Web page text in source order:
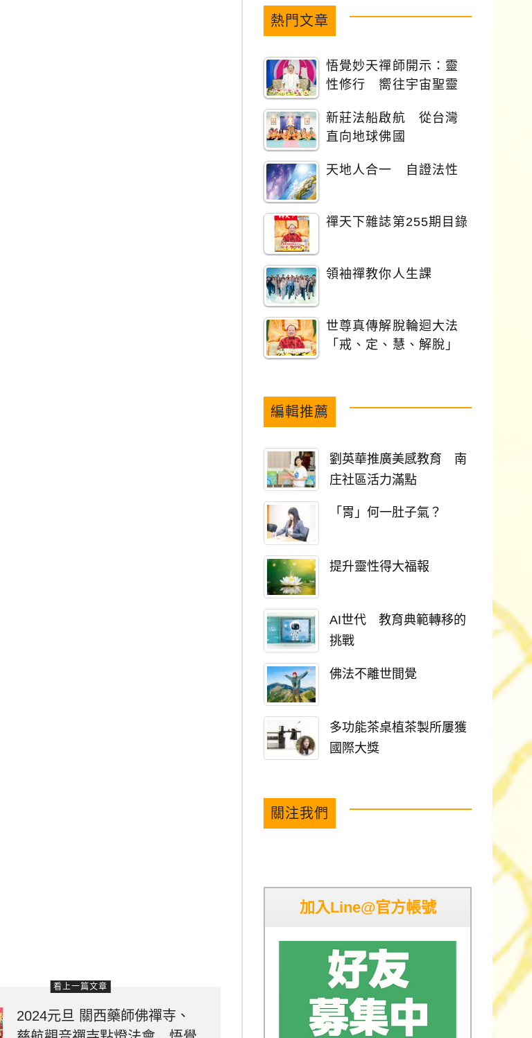
看上一篇文章
2024元旦 關西藥師佛禪寺、
熱門文章
悟覺妙天禪師開示：靈
性修行 嚮往宇宙聖靈
新莊法船啟航 從台灣
直向地球佛國
天地人合一 自證法性
禪天下雜誌第255期目錄
領袖禪教你人生課
世尊真傳解脫輪迴大法
「戒、定、慧、解脫」
編輯推薦
劉英華推廣美感教育 南
庄社區活力滿點
「胃」何一肚子氣？
提升靈性得大福報
AI世代 教育典範轉移的
挑戰
佛法不離世間覺
多功能茶桌植茶製所屢獲
國際大獎
關注我們
加入Line@官方帳號